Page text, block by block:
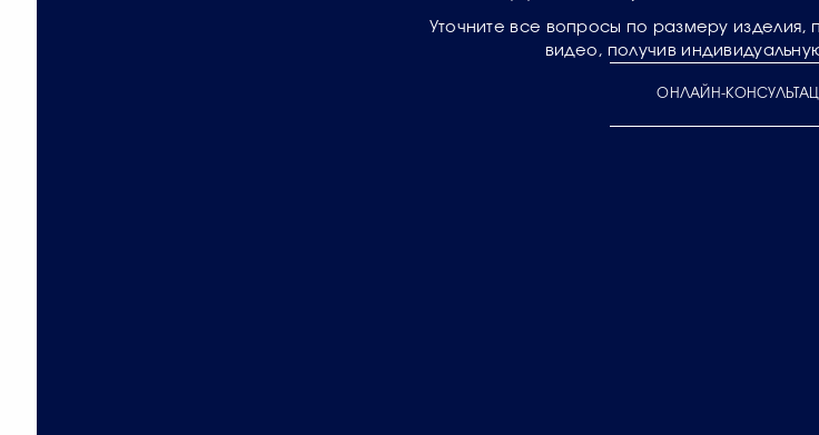
Уточните все вопросы по размеру изделия,
видео, получив
ОНЛАЙН-